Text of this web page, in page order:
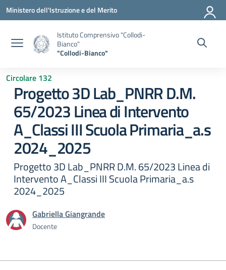
Vai ai contenuti
Vai al menu di navigazione
Vai al footer
Ministero dell'Istruzione e del Merito
Istituto Comprensivo "Collodi-
Bianco"
"Collodi-Bianco"
Circolare 132
Progetto 3D Lab_PNRR D.M.
65/2023 Linea di Intervento
A_Classi III Scuola Primaria_a.s
2024_2025
Progetto 3D Lab_PNRR D.M. 65/2023 Linea di
Intervento A_Classi III Scuola Primaria_a.s
2024_2025
Gabriella Giangrande
Docente